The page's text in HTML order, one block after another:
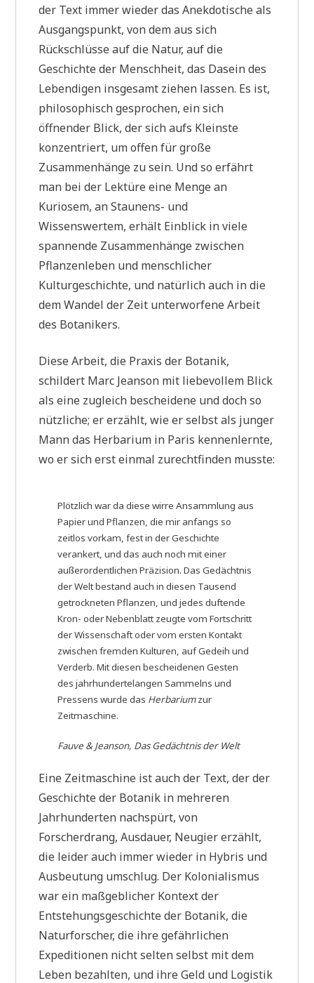
der Text immer wieder das Anekdotische als
Ausgangspunkt, von dem aus sich
Rückschlüsse auf die Natur, auf die
Geschichte der Menschheit, das Dasein des
Lebendigen insgesamt ziehen lassen. Es ist,
philosophisch gesprochen, ein sich
öffnender Blick, der sich aufs Kleinste
konzentriert, um offen für große
Zusammenhänge zu sein. Und so erfährt
man bei der Lektüre eine Menge an
Kuriosem, an Staunens- und
Wissenswertem, erhält Einblick in viele
spannende Zusammenhänge zwischen
Pflanzenleben und menschlicher
Kulturgeschichte, und natürlich auch in die
dem Wandel der Zeit unterworfene Arbeit
des Botanikers.
Diese Arbeit, die Praxis der Botanik,
schildert Marc Jeanson mit liebevollem Blick
als eine zugleich bescheidene und doch so
nützliche; er erzählt, wie er selbst als junger
Mann das Herbarium in Paris kennenlernte,
wo er sich erst einmal zurechtfinden musste:
Plötzlich war da diese wirre Ansammlung aus
Papier und Pflanzen, die mir anfangs so
zeitlos vorkam, fest in der Geschichte
verankert, und das auch noch mit einer
außerordentlichen Präzision. Das Gedächtnis
der Welt bestand auch in diesen Tausend
getrockneten Pflanzen, und jedes duftende
Kron- oder Nebenblatt zeugte vom Fortschritt
der Wissenschaft oder vom ersten Kontakt
zwischen fremden Kulturen, auf Gedeih und
Verderb. Mit diesen bescheidenen Gesten
des jahrhundertelangen Sammelns und
Pressens wurde das Herbariumzur
Zeitmaschine.
Fauve & Jeanson, Das Gedächtnis der Welt
Eine Zeitmaschine ist auch der Text, der der
Geschichte der Botanik in mehreren
Jahrhunderten nachspürt, von
Forscherdrang, Ausdauer, Neugier erzählt,
die leider auch immer wieder in Hybris und
Ausbeutung umschlug. Der Kolonialismus
war ein maßgeblicher Kontext der
Entstehungsgeschichte der Botanik, die
Naturforscher, die ihre gefährlichen
Expeditionen nicht selten selbst mit dem
Leben bezahlten, und ihre Geld und Logistik